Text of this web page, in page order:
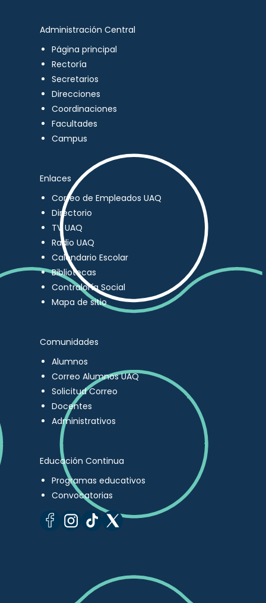
Administración Central
Página principal
Rectoría
Secretarios
Direcciones
Coordinaciones
Facultades
Campus
Enlaces
Correo de Empleados UAQ
Directorio
TV UAQ
Radio UAQ
Calendario Escolar
Bibliotecas
Contraloría Social
Mapa de sitio
Comunidades
Alumnos
Correo Alumnos UAQ
Solicitud Correo
Docentes
Administrativos
Educación Continua
Programas educativos
Convocatorias